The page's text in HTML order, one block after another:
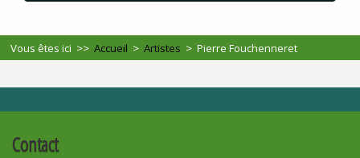
Vous êtes ici >>Accueil >Artistes >Pierre Fouchenneret
Contact